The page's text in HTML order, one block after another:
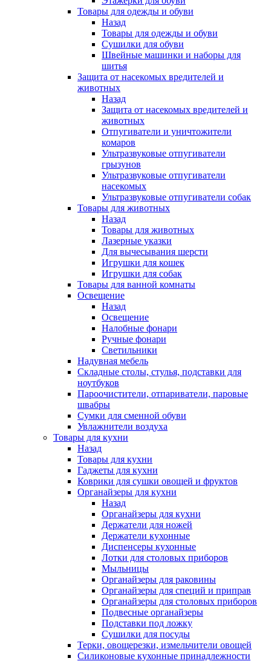
Товары для одежды и обуви
Назад
Товары для одежды и обуви
Сушилки для обуви
Швейные машинки и наборы для
шитья
Защита от насекомых вредителей и
животных
Назад
Защита от насекомых вредителей и
животных
Отпугиватели и уничтожители
комаров
Ультразвуковые отпугиватели
грызунов
Ультразвуковые отпугиватели
насекомых
Ультразвуковые отпугиватели собак
Товары для животных
Назад
Товары для животных
Лазерные указки
Для вычесывания шерсти
Игрушки для кошек
Игрушки для собак
Товары для ванной комнаты
Освещение
Назад
Освещение
Налобные фонари
Ручные фонари
Светильники
Надувная мебель
Складные столы, стулья, подставки для
ноутбуков
Пароочистители, отпариватели, паровые
швабры
Сумки для сменной обуви
Увлажнители воздуха
Товары для кухни
Назад
Товары для кухни
Гаджеты для кухни
Коврики для сушки овощей и фруктов
Органайзеры для кухни
Назад
Органайзеры для кухни
Держатели для ножей
Держатели кухонные
Диспенсеры кухонные
Лотки для столовых приборов
Мыльницы
Органайзеры для раковины
Органайзеры для специй и приправ
Органайзеры для столовых приборов
Подвесные органайзеры
Подставки под ложку
Сушилки для посуды
Терки, овощерезки, измельчители овощей
Силиконовые кухонные принадлежности